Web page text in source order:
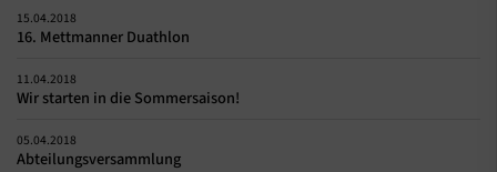
15.04.2018
16. Mettmanner Duathlon
11.04.2018
Wir starten in die Sommersaison!
05.04.2018
Abteilungsversammlung